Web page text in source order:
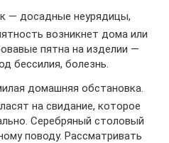
— досадные неурядицы,
возникнет дома или
пятна на изделии —
бессилия, болезнь.
домашняя обстановка.
на свидание, которое
Серебряный столовый
поводу. Рассматривать